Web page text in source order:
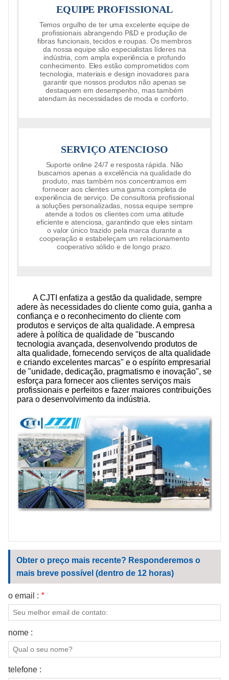
EQUIPE PROFISSIONAL
Temos orgulho de ter uma excelente equipe de
profissionais abrangendo P&D e produção de
fibras funcionais, tecidos e roupas. Os membros
da nossa equipe são especialistas líderes na
indústria, com ampla experiência e profundo
conhecimento. Eles estão comprometidos com
tecnologia, materiais e design inovadores para
garantir que nossos produtos não apenas se
destaquem em desempenho, mas também
atendam às necessidades de moda e conforto.
SERVIÇO ATENCIOSO
Suporte online 24/7 e resposta rápida. Não
buscamos apenas a excelência na qualidade do
produto, mas também nos concentramos em
fornecer aos clientes uma gama completa de
experiência de serviço. De consultoria profissional
a soluções personalizadas, nossa equipe sempre
atende a todos os clientes com uma atitude
eficiente e atenciosa, garantindo que eles sintam
o valor único trazido pela marca durante a
cooperação e estabeleçam um relacionamento
cooperativo sólido e de longo prazo.
A CJTI enfatiza a gestão da qualidade, sempre
adere às necessidades do cliente como guia, ganha a
confiança e o reconhecimento do cliente com
produtos e serviços de alta qualidade. A empresa
adere à política de qualidade de "buscando
tecnologia avançada, desenvolvendo produtos de
alta qualidade, fornecendo serviços de alta qualidade
e criando excelentes marcas" e o espírito empresarial
de "unidade, dedicação, pragmatismo e inovação", se
esforça para fornecer aos clientes serviços mais
profissionais e perfeitos e fazer maiores contribuições
para o desenvolvimento da indústria.
Obter o preço mais recente? Responderemos o
mais breve possível (dentro de 12 horas)
o email : *
nome :
telefone :